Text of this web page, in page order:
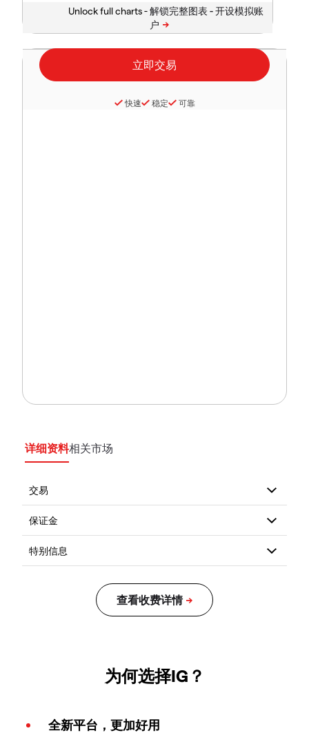
Unlock full charts -
快速 稳定 可靠
详细资料相关市场
为何选择IG？
全新平台，更加好用